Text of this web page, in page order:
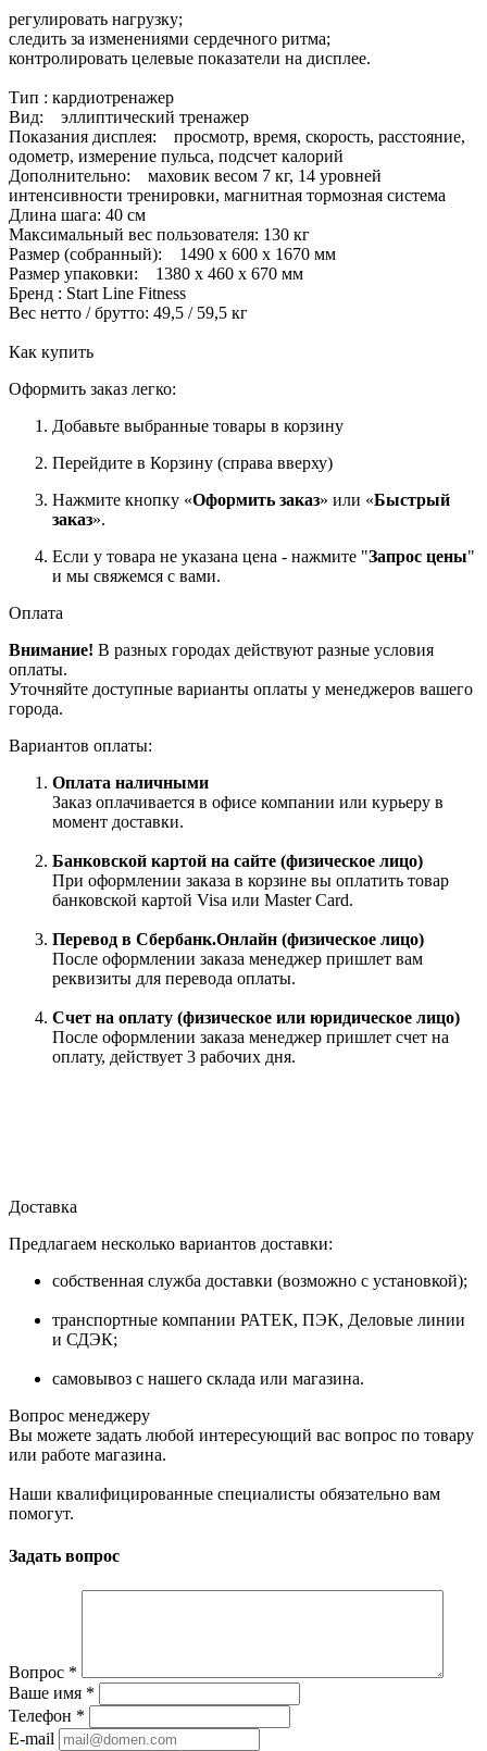
регулировать нагрузку;
следить за изменениями сердечного ритма;
контролировать целевые показатели на дисплее.
Тип : кардиотренажер
Вид: эллиптический тренажер
Показания дисплея: просмотр, время, скорость, расстояние,
одометр, измерение пульса, подсчет калорий
Дополнительно: маховик весом 7 кг, 14 уровней
интенсивности тренировки, магнитная тормозная система
Длина шага: 40 см
Максимальный вес пользователя: 130 кг
Размер (собранный): 1490 х 600 х 1670 мм
Размер упаковки: 1380 x 460 x 670 мм
Бренд : Start Line Fitness
Вес нетто / брутто: 49,5 / 59,5 кг
Как купить
Оформить заказ легко:
Добавьте выбранные товары в корзину
Перейдите в Корзину (справа вверху)
Нажмите кнопку «Оформить заказ» или «Быстрый
заказ».
Если у товара не указана цена - нажмите "Запрос цены"
и мы свяжемся с вами.
Оплата
Внимание! В разных городах действуют разные условия
оплаты.
Уточняйте доступные варианты оплаты у менеджеров вашего
города.
Вариантов оплаты:
Оплата наличными
Заказ оплачивается в офисе компании или курьеру в
момент доставки.
Банковской картой на сайте (физическое лицо)
При оформлении заказа в корзине вы оплатить товар
банковской картой Visa или Master Card.
Перевод в Сбербанк.Онлайн (физическое лицо)
После оформлении заказа менеджер пришлет вам
реквизиты для перевода оплаты.
Счет на оплату (физическое или юридическое лицо)
После оформлении заказа менеджер пришлет счет на
оплату, действует 3 рабочих дня.
Доставка
Предлагаем несколько вариантов доставки:
собственная служба доставки (возможно с установкой);
транспортные компании РАТЕК, ПЭК, Деловые линии
и СДЭК;
самовывоз с нашего склада или магазина.
Вопрос менеджеру
Вы можете задать любой интересующий вас вопрос по товару
или работе магазина.
Наши квалифицированные специалисты обязательно вам
помогут.
Задать вопрос
Вопрос *
Ваше имя *
Телефон *
E-mail